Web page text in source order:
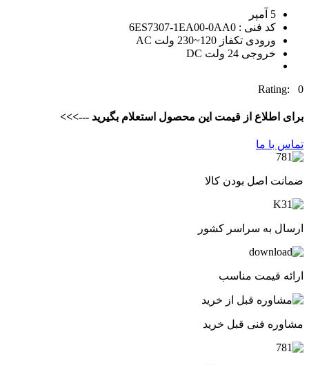
5 آمپر
کد فنی : 6ES7307-1EA00-0AA0
ورودی تکفاز 120~230 ولت AC
خروجی 24 ولت DC
Rating: 0
برای اطلاع از قیمت این محصول استعلام بگیرید --->>>
تماس با ما
ضمانت اصل بودن کالا
ارسال به سراسر کشور
ارائه قیمت مناسب
مشاوره فنی قبل خرید